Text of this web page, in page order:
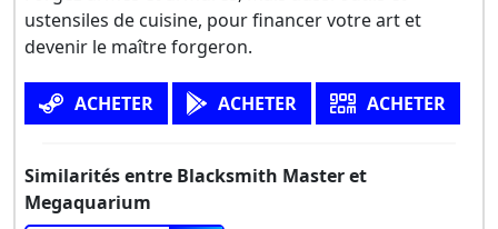
ustensiles de cuisine, pour financer votre art et
devenir le maître forgeron.
ACHETER ACHETER ACHETER
Similarités entre Blacksmith Master et
Megaquarium